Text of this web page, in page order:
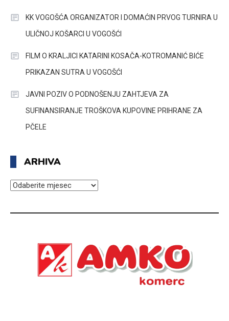
KK VOGOŠĆA ORGANIZATOR I DOMAĆIN PRVOG TURNIRA U
ULIČNOJ KOŠARCI U VOGOŠĆI
FILM O KRALJICI KATARINI KOSAČA-KOTROMANIĆ BIĆE
PRIKAZAN SUTRA U VOGOŠĆI
JAVNI POZIV O PODNOŠENJU ZAHTJEVA ZA
SUFINANSIRANJE TROŠKOVA KUPOVINE PRIHRANE ZA
PČELE
ARHIVA
ARHIVA